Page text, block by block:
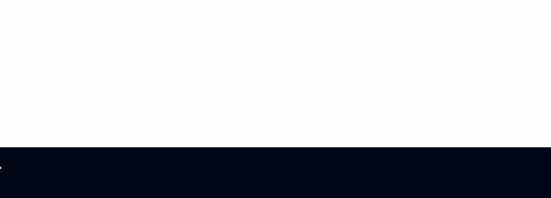
الشكل 1.